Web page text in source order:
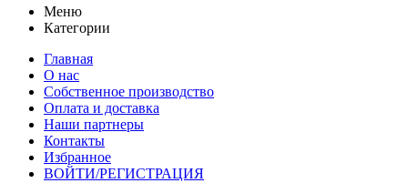
Меню
Категории
Главная
О нас
Собственное производство
Оплата и доставка
Наши партнеры
Контакты
Избранное
ВОЙТИ/РЕГИСТРАЦИЯ